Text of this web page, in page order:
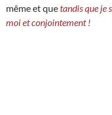
même et quetandis que je
moi et conjointement !